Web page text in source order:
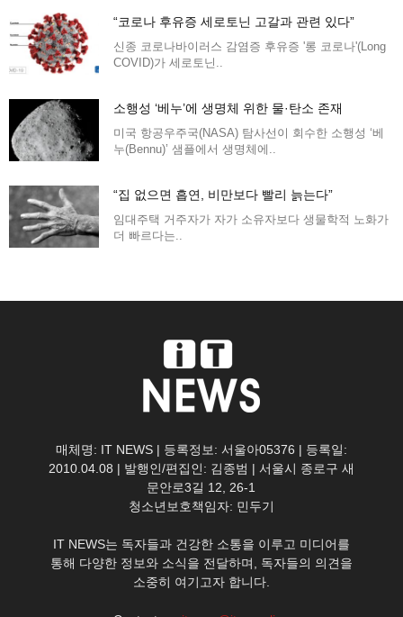
“코로나 후유증 세로토닌 고갈과 관련 있다”
신종 코로나바이러스 감염증 후유증 '롱 코로나'(Long
COVID)가 세로토닌..
소행성 ‘베누’에 생명체 위한 물·탄소 존재
미국 항공우주국(NASA) 탐사선이 회수한 소행성 ‘베
누(Bennu)’ 샘플에서 생명체에..
“집 없으면 흡연, 비만보다 빨리 늙는다”
임대주택 거주자가 자가 소유자보다 생물학적 노화가
더 빠르다는..
매체명: IT NEWS | 등록정보: 서울아05376 | 등록일:
2010.04.08 | 발행인/편집인: 김종범 | 서울시 종로구 새
문안로3길 12, 26-1
청소년보호책임자: 민두기
IT NEWS는 독자들과 건강한 소통을 이루고 미디어를
통해 다양한 정보와 소식을 전달하며, 독자들의 의견을
소중히 여기고자 합니다.